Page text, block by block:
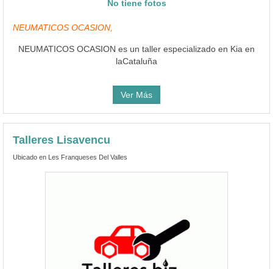
No tiene fotos
NEUMATICOS OCASION,
NEUMATICOS OCASION es un taller especializado en Kia en
laCataluña
Ver Más
Talleres Lisavencu
Ubicado en Les Franqueses Del Valles